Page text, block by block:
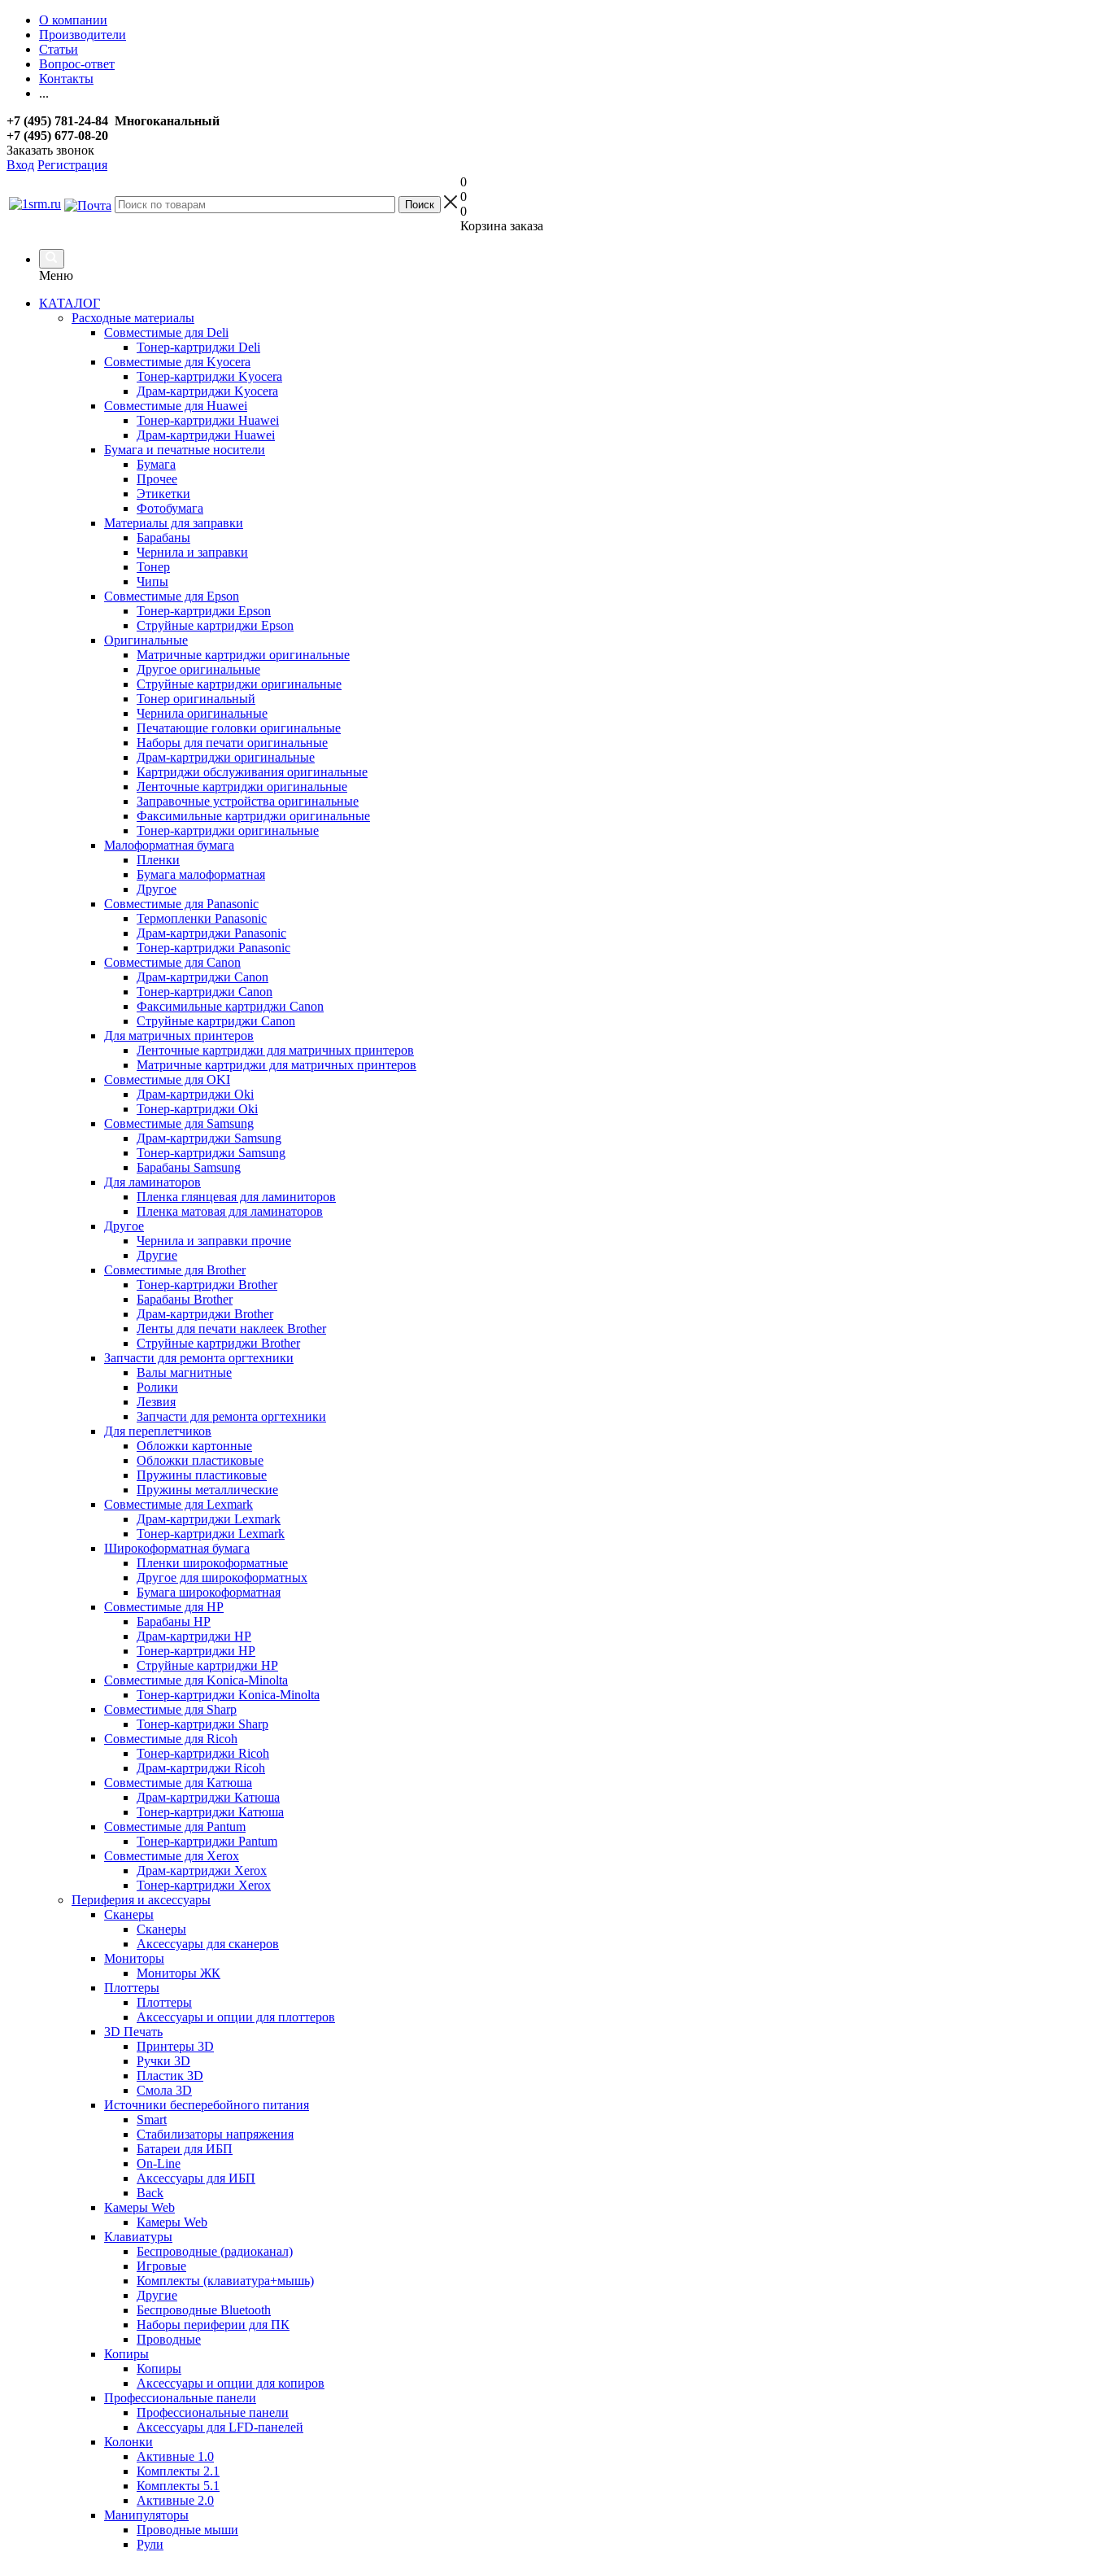
О компании
Производители
Статьи
Вопрос-ответ
Контакты
...
+7 (495) 781-24-84 Многоканальный
+7 (495) 677-08-20
Заказать звонок
Вход Регистрация
0
0
0
Корзина заказа
Меню
КАТАЛОГ
Расходные материалы
Совместимые для Deli
Тонер-картриджи Deli
Совместимые для Kyocera
Тонер-картриджи Kyocera
Драм-картриджи Kyocera
Совместимые для Huawei
Тонер-картриджи Huawei
Драм-картриджи Huawei
Бумага и печатные носители
Бумага
Прочее
Этикетки
Фотобумага
Материалы для заправки
Барабаны
Чернила и заправки
Тонер
Чипы
Совместимые для Epson
Тонер-картриджи Epson
Струйные картриджи Epson
Оригинальные
Матричные картриджи оригинальные
Другое оригинальные
Струйные картриджи оригинальные
Тонер оригинальный
Чернила оригинальные
Печатающие головки оригинальные
Наборы для печати оригинальные
Драм-картриджи оригинальные
Картриджи обслуживания оригинальные
Ленточные картриджи оригинальные
Заправочные устройства оригинальные
Факсимильные картриджи оригинальные
Тонер-картриджи оригинальные
Малоформатная бумага
Пленки
Бумага малоформатная
Другое
Совместимые для Panasonic
Термопленки Panasonic
Драм-картриджи Panasonic
Тонер-картриджи Panasonic
Совместимые для Canon
Драм-картриджи Canon
Тонер-картриджи Canon
Факсимильные картриджи Canon
Струйные картриджи Canon
Для матричных принтеров
Ленточные картриджи для матричных принтеров
Матричные картриджи для матричных принтеров
Совместимые для OKI
Драм-картриджи Oki
Тонер-картриджи Oki
Совместимые для Samsung
Драм-картриджи Samsung
Тонер-картриджи Samsung
Барабаны Samsung
Для ламинаторов
Пленка глянцевая для ламиниторов
Пленка матовая для ламинаторов
Другое
Чернила и заправки прочие
Другие
Совместимые для Brother
Тонер-картриджи Brother
Барабаны Brother
Драм-картриджи Brother
Ленты для печати наклеек Brother
Струйные картриджи Brother
Запчасти для ремонта оргтехники
Валы магнитные
Ролики
Лезвия
Запчасти для ремонта оргтехники
Для переплетчиков
Обложки картонные
Обложки пластиковые
Пружины пластиковые
Пружины металлические
Совместимые для Lexmark
Драм-картриджи Lexmark
Тонер-картриджи Lexmark
Широкоформатная бумага
Пленки широкоформатные
Другое для широкоформатных
Бумага широкоформатная
Совместимые для HP
Барабаны HP
Драм-картриджи HP
Тонер-картриджи HP
Струйные картриджи HP
Совместимые для Konica-Minolta
Тонер-картриджи Konica-Minolta
Совместимые для Sharp
Тонер-картриджи Sharp
Совместимые для Ricoh
Тонер-картриджи Ricoh
Драм-картриджи Ricoh
Совместимые для Катюша
Драм-картриджи Катюша
Тонер-картриджи Катюша
Совместимые для Pantum
Тонер-картриджи Pantum
Совместимые для Xerox
Драм-картриджи Xerox
Тонер-картриджи Xerox
Периферия и аксессуары
Сканеры
Сканеры
Аксессуары для сканеров
Мониторы
Мониторы ЖК
Плоттеры
Плоттеры
Аксессуары и опции для плоттеров
3D Печать
Принтеры 3D
Ручки 3D
Пластик 3D
Смола 3D
Источники бесперебойного питания
Smart
Стабилизаторы напряжения
Батареи для ИБП
On-Line
Аксессуары для ИБП
Back
Камеры Web
Камеры Web
Клавиатуры
Беспроводные (радиоканал)
Игровые
Комплекты (клавиатура+мышь)
Другие
Беспроводные Bluetooth
Наборы периферии для ПК
Проводные
Копиры
Копиры
Аксессуары и опции для копиров
Профессиональные панели
Профессиональные панели
Аксессуары для LFD-панелей
Колонки
Активные 1.0
Комплекты 2.1
Комплекты 5.1
Активные 2.0
Манипуляторы
Проводные мыши
Рули